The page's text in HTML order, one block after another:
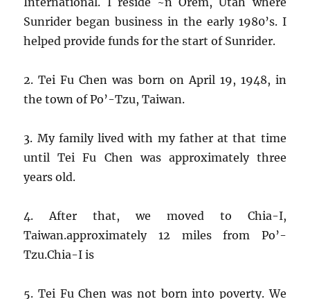
Sunrider began business in the early 1980’s. I
helped provide funds for the start of Sunrider.
2. Tei Fu Chen was born on April 19, 1948, in
the town of Po’-Tzu, Taiwan.
3. My family lived with my father at that time
until Tei Fu Chen was approximately three
years old.
4. After that, we moved to Chia-I,
Taiwan.approximately 12 miles from Po’-
Tzu.Chia-I is
5. Tei Fu Chen was not born into poverty. We